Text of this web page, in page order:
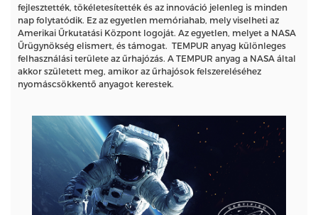
fejlesztették, tökéletesítették és az innováció jelenleg is minden
nap folytatódik. Ez az egyetlen memóriahab, mely viselheti az
Amerikai Űrkutatási Központ logoját. Az egyetlen, melyet a NASA
Űrügynökség elismert, és támogat. TEMPUR anyag különleges
felhasználási területe az űrhajózás. A TEMPUR anyag a NASA által
akkor született meg, amikor az űrhajósok felszereléséhez
nyomáscsökkentő anyagot kerestek.